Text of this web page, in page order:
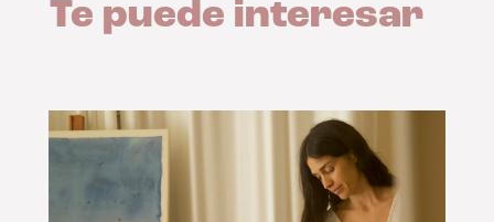
Te puede interesar